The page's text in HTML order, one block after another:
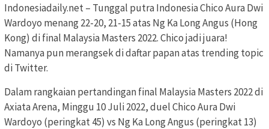
Indonesiadaily.net – Tunggal putra Indonesia Chico Aura Dwi
Wardoyo menang 22-20, 21-15 atas Ng Ka Long Angus (Hong
Kong) di final Malaysia Masters 2022. Chico jadi juara!
Namanya pun merangsek di daftar papan atas trending topic
di Twitter.
Dalam rangkaian pertandingan final Malaysia Masters 2022 di
Axiata Arena, Minggu 10 Juli 2022, duel Chico Aura Dwi
Wardoyo (peringkat 45) vs Ng Ka Long Angus (peringkat 13)